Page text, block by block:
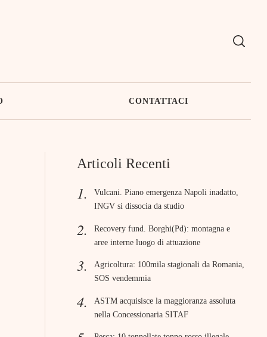
CONTATTACI
Articoli Recenti
Vulcani. Piano emergenza Napoli inadatto,
INGV si dissocia da studio
Recovery fund. Borghi(Pd): montagna e
aree interne luogo di attuazione
Agricoltura: 100mila stagionali da Romania,
SOS vendemmia
ASTM acquisisce la maggioranza assoluta
nella Concessionaria SITAF